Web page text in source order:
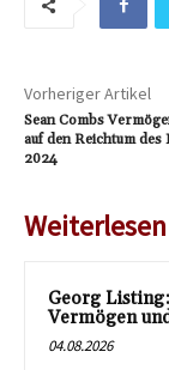
Vorheriger Artikel
Sean Combs
auf den Reichtum des
2024
Weiterlesen
Georg
Vermögen
04.08.2026